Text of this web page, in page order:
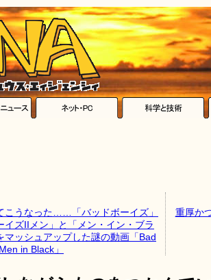
こうなった……「バッドボーイズ」
イズIIメン」と「メン・イン・ブラ
マッシュアップした謎の動画「Bad
in Black」
重厚か